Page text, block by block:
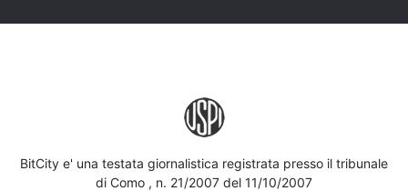
BitCity e' una testata giornalistica registrata presso il tribunale
di Como , n. 21/2007 del 11/10/2007